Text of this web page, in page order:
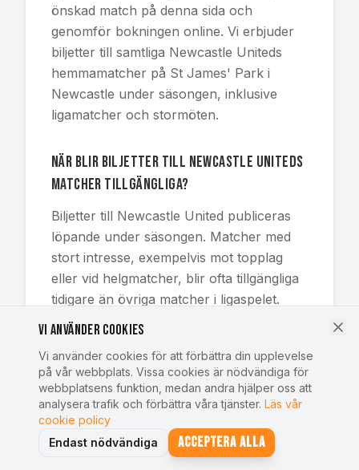
önskad match på denna sida och
genomför bokningen online. Vi erbjuder
biljetter till samtliga Newcastle Uniteds
hemmamatcher på St James' Park i
Newcastle under säsongen, inklusive
ligamatcher och stormöten.
När blir biljetter till Newcastle Uniteds
matcher tillgängliga?
Biljetter till Newcastle United publiceras
löpande under säsongen. Matcher med
stort intresse, exempelvis mot topplag
eller vid helgmatcher, blir ofta tillgängliga
tidigare än övriga matcher i ligaspelet.
Hur efterfrågade är biljetter till
Newcastle United?
Efterfrågan på biljetter till Newcastle
United har ökat kraftigt de senaste
säsongerna, särskilt till matcher på St
James' Park. Vi på SportstravelOnline
Vi använder cookies
Vi använder cookies för att förbättra din upplevelse
på vår webbplats. Vissa cookies är nödvändiga för
webbplatsens funktion, medan andra hjälper oss att
analysera trafik och förbättra våra tjänster. Läs vår
cookie policy
Endast nödvändiga
Acceptera alla